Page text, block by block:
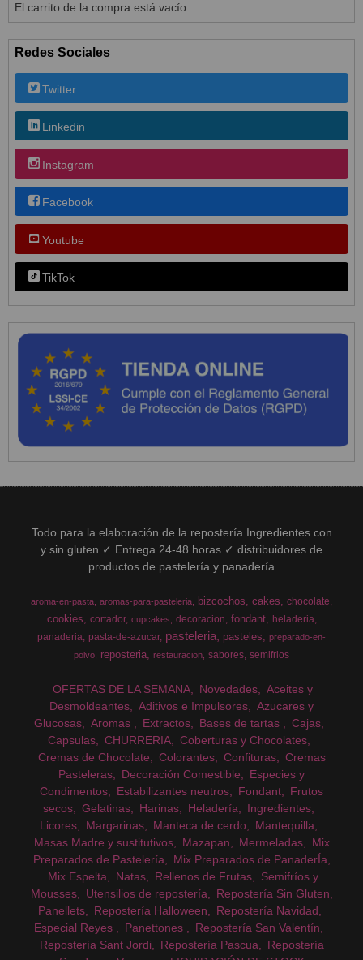
El carrito de la compra está vacío
Redes Sociales
Twitter
Linkedin
Instagram
Facebook
Youtube
TikTok
Todo para la elaboración de la repostería Ingredientes con
y sin gluten ✓ Entrega 24-48 horas ✓ distribuidores de
productos de pastelería y panadería
aroma-en-pasta aromas-para-pasteleria bizcochos cakes chocolate
cookies cortador cupcakes decoracion fondant
heladeria
panaderia pasta-de-azucar pasteleria pasteles
preparado-en-
polvo
reposteria restauracion sabores semifrios
OFERTAS DE LA SEMANA Novedades
Aceites y
Desmoldeantes
Aditivos e Impulsores
Azucares y
Glucosas
Aromas Extractos Bases de tartas
Cajas
Capsulas
CHURRERIA
Coberturas y Chocolates
Cremas de Chocolate
Colorantes Confituras
Cremas
Pasteleras
Decoración Comestible
Especies y
Condimentos
Estabilizantes neutros Fondant
Frutos
secos
Gelatinas Harinas Heladería
Ingredientes
Licores
Margarinas Manteca de cerdo
Mantequilla
Masas Madre y sustitutivos
Mazapan Mermeladas
Mix
Preparados de Pastelería
Mix Preparados de PanaderÍa
Mix Espelta
Natas Rellenos de Frutas
Semifríos y
Mousses
Utensilios de repostería
Repostería Sin Gluten
Panellets
Repostería Halloween
Repostería Navidad
Especial Reyes
Panettones
Repostería San Valentín
Repostería Sant Jordi
Repostería Pascua
Repostería